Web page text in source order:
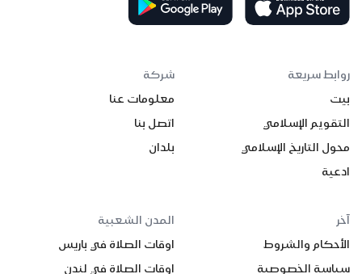
روابط سريعة
بيت
التقويم الإسلامي
محول التاريخ الإسلامي
ادعية
شركة
معلومات عنا
اتصل بنا
بلدان
آخر
الأحكام والشروط
سياسة الخصوصية
المدن الشعبية
اوقات الصلاة في باريس
اوقات الصلاة في لندن